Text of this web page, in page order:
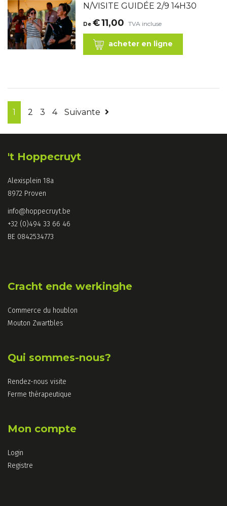
N/VISITE GUIDÉE 2/9 14H30
De €11,00 TVA incluse
acheter en ligne
1 2 3 4 Suivante
't Hoppecruyt
Alexisplein 18a
8972 Proven
info@hoppecruyt.be
+32 (0)494 33 66 46
BE 0842534773
Cracht ende werkinghe
Commerce du houblon
Mouton Zwartbles
Qui sommes-nous?
Rendez-nous visite
Ferme thérapeutique
Mon compte
Login
Registre